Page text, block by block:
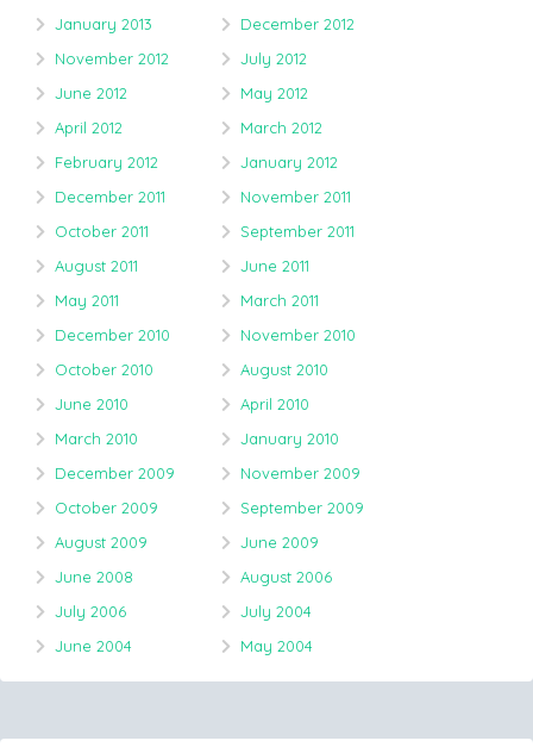
January 2013
December 2012
November 2012
July 2012
June 2012
May 2012
April 2012
March 2012
February 2012
January 2012
December 2011
November 2011
October 2011
September 2011
August 2011
June 2011
May 2011
March 2011
December 2010
November 2010
October 2010
August 2010
June 2010
April 2010
March 2010
January 2010
December 2009
November 2009
October 2009
September 2009
August 2009
June 2009
June 2008
August 2006
July 2006
July 2004
June 2004
May 2004